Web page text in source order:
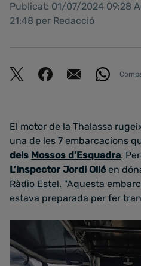
Publicat: 01/07/2024 09:28
21:48 per Redacció
El motor de la Thalassa
una de les 7 embarcacions
dels Mossos d’Esquadra.
L’inspector Jordi Olléen
Ràdio Estel. "Aquesta
estava preparada per fer